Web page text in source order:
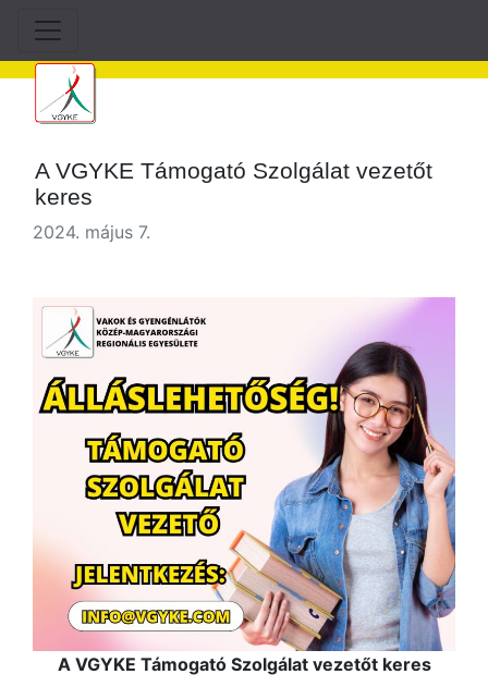
A VGYKE Támogató Szolgálat vezetőt
keres
2024. május 7.
A VGYKE Támogató Szolgálat vezetőt keres